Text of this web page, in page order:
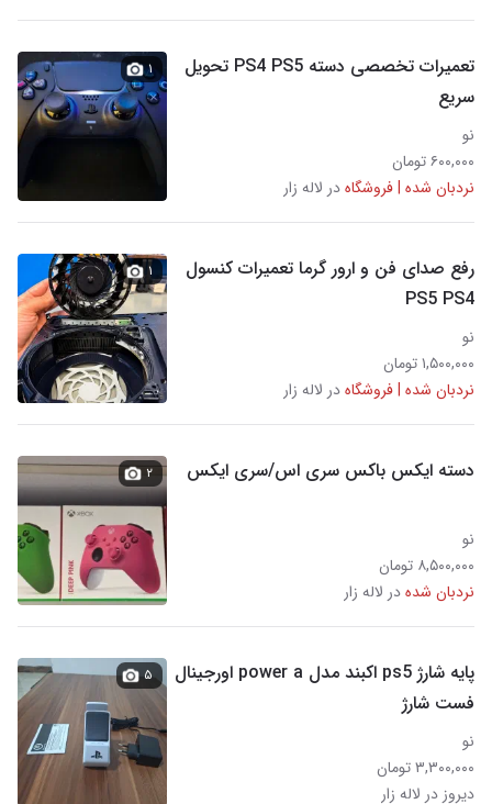
تعمیرات تخصصی دسته PS4 PS5 تحویل
سریع
نو
۶۰۰,۰۰۰ تومان
نردبان شده | فروشگاهدر لاله زار
۱
رفع صدای فن و ارور گرما تعمیرات کنسول
PS5 PS4
نو
۱,۵۰۰,۰۰۰ تومان
نردبان شده | فروشگاهدر لاله زار
۱
دسته ایکس باکس سری اس/سری ایکس
نو
۸,۵۰۰,۰۰۰ تومان
نردبان شدهدر لاله زار
۲
پایه شارژ ps5 اکبند مدل power a اورجینال
فست شارژ
نو
۳,۳۰۰,۰۰۰ تومان
دیروز در لاله زار
۵